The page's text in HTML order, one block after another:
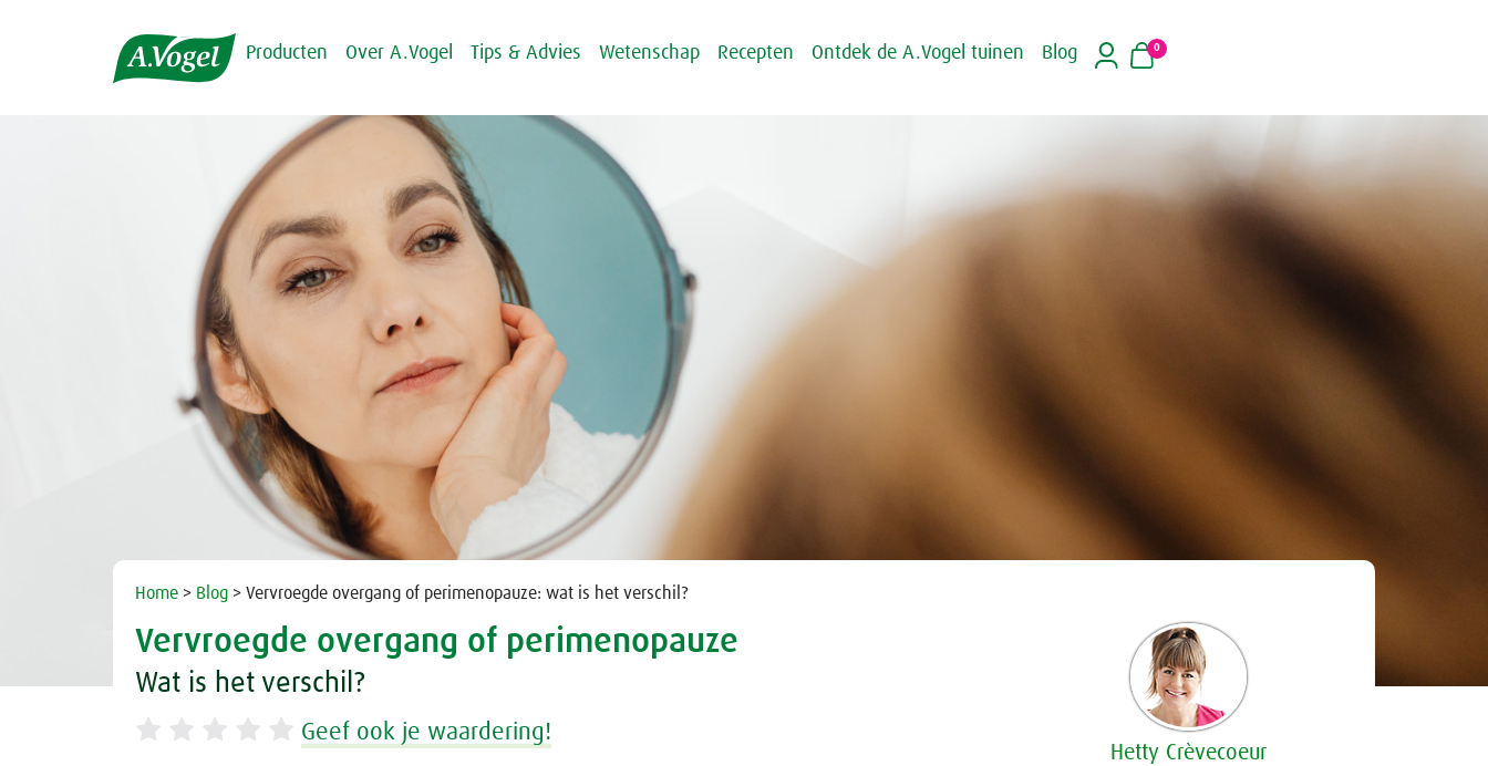
Producten Over A.Vogel Tips & Advies Wetenschap Recepten Ontdek de A.Vogel tuinen Blog 0
Home > Blog > Vervroegde overgang of perimenopauze: wat is het verschil?
Vervroegde overgang of perimenopauze
Wat is het verschil?
Geef ook je waardering!
Hetty Crèvecoeur